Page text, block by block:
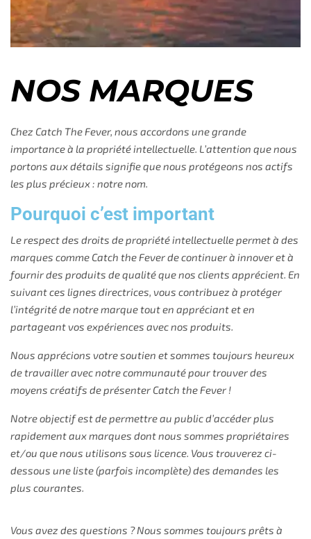
NOS MARQUES
Chez Catch The Fever, nous accordons une grande
importance à la propriété intellectuelle. L’attention que nous
portons aux détails signifie que nous protégeons nos actifs
les plus précieux : notre nom.
Pourquoi c’est important
Le respect des droits de propriété intellectuelle permet à des
marques comme Catch the Fever de continuer à innover et à
fournir des produits de qualité que nos clients apprécient. En
suivant ces lignes directrices, vous contribuez à protéger
l’intégrité de notre marque tout en appréciant et en
partageant vos expériences avec nos produits.
Nous apprécions votre soutien et sommes toujours heureux
de travailler avec notre communauté pour trouver des
moyens créatifs de présenter Catch the Fever !
Notre objectif est de permettre au public d’accéder plus
rapidement aux marques dont nous sommes propriétaires
et/ou que nous utilisons sous licence. Vous trouverez ci-
dessous une liste (parfois incomplète) des demandes les
plus courantes.
Vous avez des questions ? Nous sommes toujours prêts à